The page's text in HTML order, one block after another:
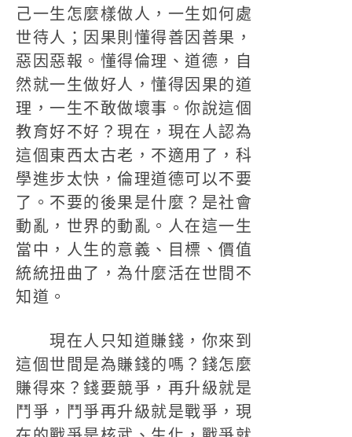
己一生怎麼樣做人，一生如何處
世待人；因果則懂得善因善果，
惡因惡報。懂得倫理、道德，自
然就一生做好人，懂得因果的道
理，一生不敢做壞事。你說這個
教育好不好？現在，現在人認為
這個東西太古老，不適用了，科
學進步太快，倫理道德可以不要
了。不要的後果是什麼？是社會
動亂，世界的動亂。人在這一生
當中，人生的意義、目標、價值
統統扭曲了，為什麼活在世間不
知道。
現在人只知道賺錢，你來到
這個世間是為賺錢的嗎？錢怎麼
賺得來？錢要競爭，再升級就是
鬥爭，鬥爭再升級就是戰爭，現